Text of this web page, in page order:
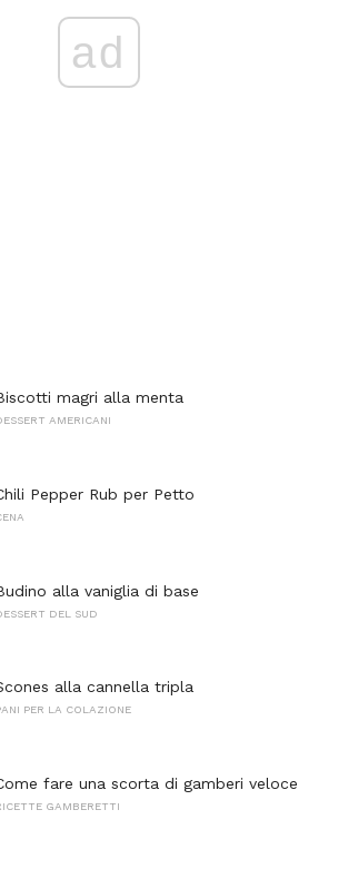
ad
magri alla menta
AMERICANI
Pepper Rub per Petto
alla vaniglia di base
DEL SUD
alla cannella tripla
PER LA COLAZIONE
fare una scorta di gamberi veloce
GAMBERETTI